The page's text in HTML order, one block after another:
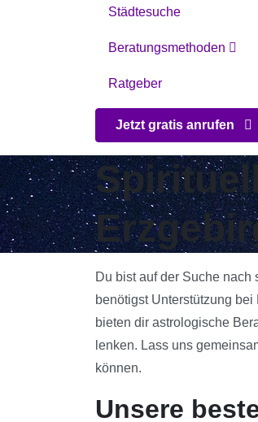
Städtesuche
Beratungsmethoden
Ratgeber
Jetzt gratis anrufen
Du bist auf der Suche
benötigst Unterstützung
bieten dir astrologische
lenken. Lass uns
können.
Unsere